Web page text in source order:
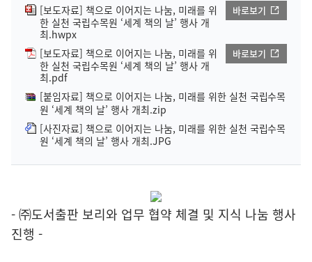
[보도자료] 책으로 이어지는 나눔, 미래를 위
한 실천 국립수목원 ‘세계 책의 날’ 행사 개
최.hwpx
바로보기
[보도자료] 책으로 이어지는 나눔, 미래를 위
한 실천 국립수목원 ‘세계 책의 날’ 행사 개
최.pdf
바로보기
[붙임자료] 책으로 이어지는 나눔, 미래를 위한 실천 국립수목
원 ‘세계 책의 날’ 행사 개최.zip
[사진자료] 책으로 이어지는 나눔, 미래를 위한 실천 국립수목
원 ‘세계 책의 날’ 행사 개최.JPG
- ㈜도서출판 보리와 업무 협약 체결 및 지식 나눔 행사
진행 -